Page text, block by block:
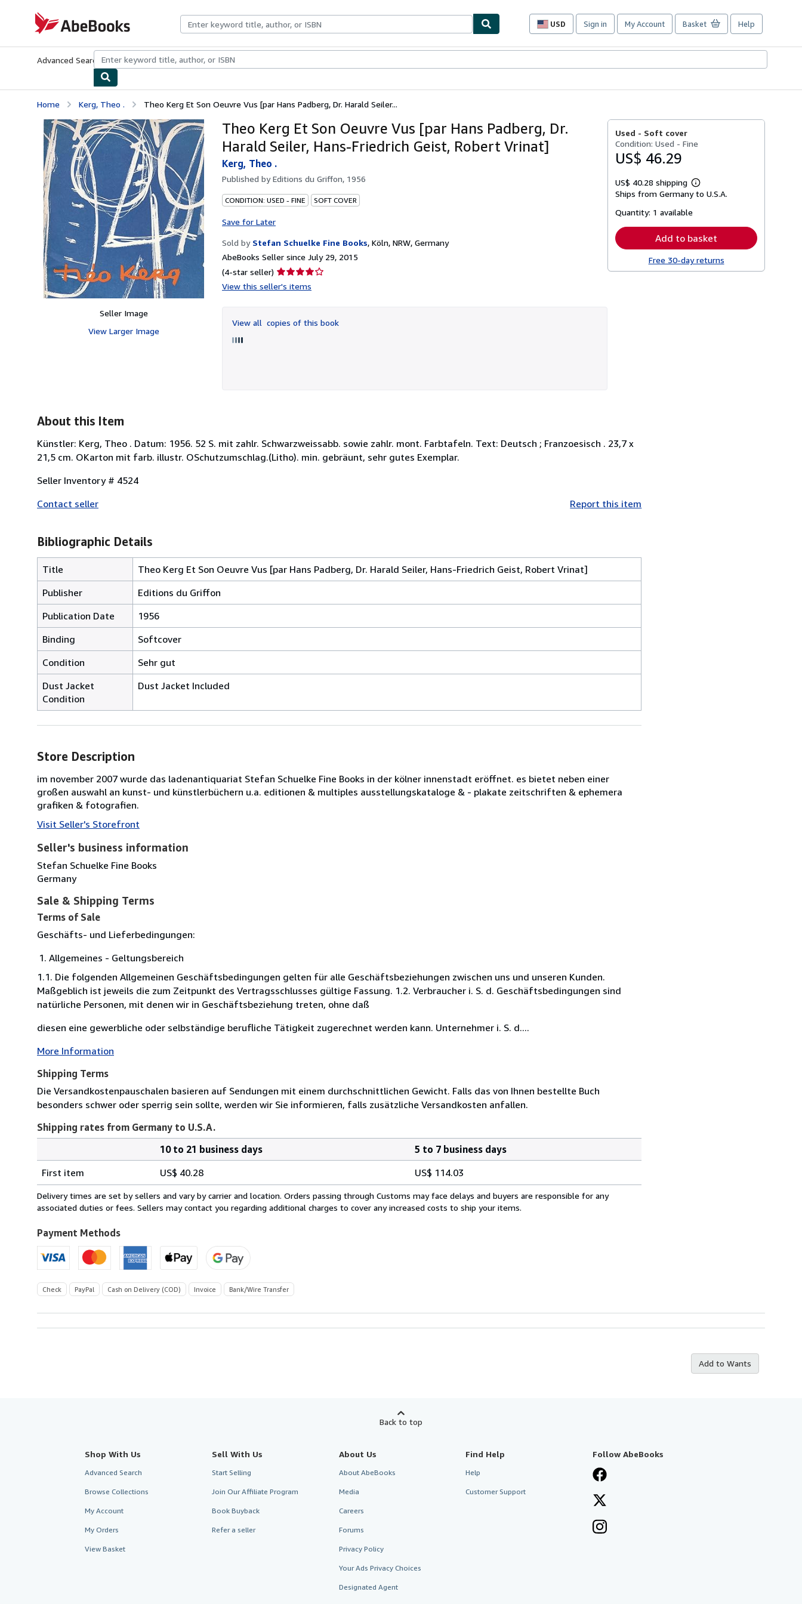
AbeBooks.com
USD
Site
preferences
Sign in My Account Basket Help
Advanced Search Browse CollectionsRare BooksArt & Collectibles
Home Kerg, Theo . Theo Kerg Et Son Oeuvre Vus [par Hans Padberg, Dr. Harald Seiler...
Seller Image
View Larger Image
Theo Kerg Et Son Oeuvre Vus [par Hans Padberg, Dr.
Harald Seiler, Hans-Friedrich Geist, Robert Vrinat]
Kerg, Theo .
Published byEditions du Griffon, 1956
CONDITION: USED - FINE SOFT COVER
Save for Later
Sold by Stefan Schuelke Fine Books, Köln, NRW, Germany
AbeBooks Seller since July 29, 2015
(4-star seller) Seller
rating
of
5
View this seller's items
View all copies of this book
Used - Soft cover
Condition: Used - Fine
US$ 46.29
US$ 40.28 shipping
Learn
more
Ships from Germany to U.S.A.
Quantity: 1 available
Add to basket
Free 30-day returns
About this Item
Künstler: Kerg, Theo . Datum: 1956. 52 S. mit zahlr. Schwarzweissabb. sowie zahlr. mont. Farbtafeln. Text: Deutsch ; Franzoesisch . 23,7 x
21,5 cm. OKarton mit farb. illustr. OSchutzumschlag.(Litho). min. gebräunt, sehr gutes Exemplar.
Seller Inventory # 4524
Contact seller
Report this item
Bibliographic Details
Title
Theo Kerg Et Son Oeuvre Vus [par Hans Padberg, Dr. Harald Seiler, Hans-Friedrich Geist, Robert Vrinat]
Publisher
Editions du Griffon
Publication Date
1956
Binding
Softcover
Condition
Sehr gut
Dust Jacket
Condition
Dust Jacket Included
Store Description
im november 2007 wurde das ladenantiquariat Stefan Schuelke Fine Books in der kölner innenstadt eröffnet. es bietet neben einer
großen auswahl an kunst- und künstlerbüchern u.a. editionen & multiples ausstellungskataloge & - plakate zeitschriften & ephemera
grafiken & fotografien.
Visit Seller's Storefront
Seller's business information
Stefan Schuelke Fine Books
Germany
Sale & Shipping Terms
Terms of Sale
Geschäfts- und Lieferbedingungen:
Allgemeines - Geltungsbereich
1.1. Die folgenden Allgemeinen Geschäftsbedingungen gelten für alle Geschäftsbeziehungen zwischen uns und unseren Kunden.
Maßgeblich ist jeweils die zum Zeitpunkt des Vertragsschlusses gültige Fassung. 1.2. Verbraucher i. S. d. Geschäftsbedingungen sind
natürliche Personen, mit denen wir in Geschäftsbeziehung treten, ohne daß
diesen eine gewerbliche oder selbständige berufliche Tätigkeit zugerechnet werden kann. Unternehmer i. S. d....
More Information
Shipping Terms
Die Versandkostenpauschalen basieren auf Sendungen mit einem durchschnittlichen Gewicht. Falls das von Ihnen bestellte Buch
besonders schwer oder sperrig sein sollte, werden wir Sie informieren, falls zusätzliche Versandkosten anfallen.
Shipping rates from Germany to U.S.A.
rates
from
Germany
U.S.A.
10 to 21 business days
5 to 7 business days
First item
US$ 40.28 US$ 114.03
Delivery times are set by sellers and vary by carrier and location. Orders passing through Customs may face delays and buyers are responsible for any
associated duties or fees. Sellers may contact you regarding additional charges to cover any increased costs to ship your items.
Payment Methods
Check PayPal Cash on Delivery (COD) Invoice Bank/Wire Transfer
Add to Wants
Back to top
Shop With Us
Advanced Search
Browse Collections
My Account
My Orders
View Basket
Sell With Us
Start Selling
Join Our Affiliate Program
Book Buyback
Refer a seller
About Us
About AbeBooks
Media
Careers
Forums
Privacy Policy
Your Ads Privacy Choices
Designated Agent
Find Help
Help
Customer Support
Follow AbeBooks